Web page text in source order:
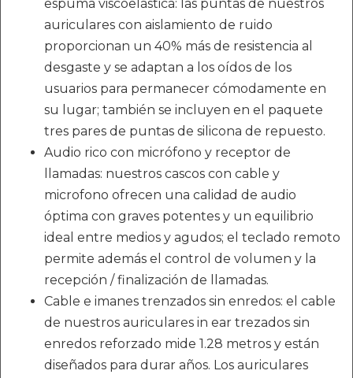
espuma viscoelástica: las puntas de nuestros
auriculares con aislamiento de ruido
proporcionan un 40% más de resistencia al
desgaste y se adaptan a los oídos de los
usuarios para permanecer cómodamente en
su lugar; también se incluyen en el paquete
tres pares de puntas de silicona de repuesto.
Audio rico con micrófono y receptor de
llamadas: nuestros cascos con cable y
microfono ofrecen una calidad de audio
óptima con graves potentes y un equilibrio
ideal entre medios y agudos; el teclado remoto
permite además el control de volumen y la
recepción / finalización de llamadas.
Cable e imanes trenzados sin enredos: el cable
de nuestros auriculares in ear trezados sin
enredos reforzado mide 1.28 metros y están
diseñados para durar años. Los auriculares